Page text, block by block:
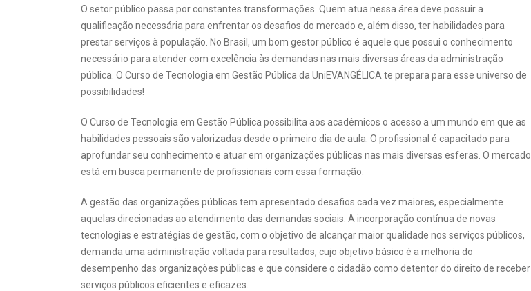
O setor público passa por constantes transformações. Quem atua nessa área deve possuir a
qualificação necessária para enfrentar os desafios do mercado e, além disso, ter habilidades para
prestar serviços à população. No Brasil, um bom gestor público é aquele que possui o conhecimento
necessário para atender com excelência às demandas nas mais diversas áreas da administração
pública. O Curso de Tecnologia em Gestão Pública da UniEVANGÉLICA te prepara para esse universo de
possibilidades!
O Curso de Tecnologia em Gestão Pública possibilita aos acadêmicos o acesso a um mundo em que as
habilidades pessoais são valorizadas desde o primeiro dia de aula. O profissional é capacitado para
aprofundar seu conhecimento e atuar em organizações públicas nas mais diversas esferas. O mercado
está em busca permanente de profissionais com essa formação.
A gestão das organizações públicas tem apresentado desafios cada vez maiores, especialmente
aquelas direcionadas ao atendimento das demandas sociais. A incorporação contínua de novas
tecnologias e estratégias de gestão, com o objetivo de alcançar maior qualidade nos serviços públicos,
demanda uma administração voltada para resultados, cujo objetivo básico é a melhoria do
desempenho das organizações públicas e que considere o cidadão como detentor do direito de receber
serviços públicos eficientes e eficazes.